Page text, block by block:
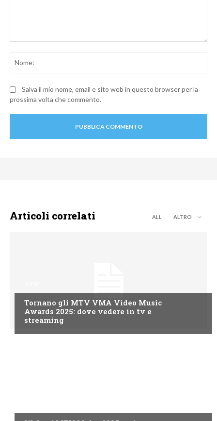
Salva il mio nome, email e sito web in questo browser per la
prossima volta che commento.
Articoli correlati ALL ALTRO
Tornano gli MTV VMA Video Music
Awards 2025: dove vedere in tv e
streaming